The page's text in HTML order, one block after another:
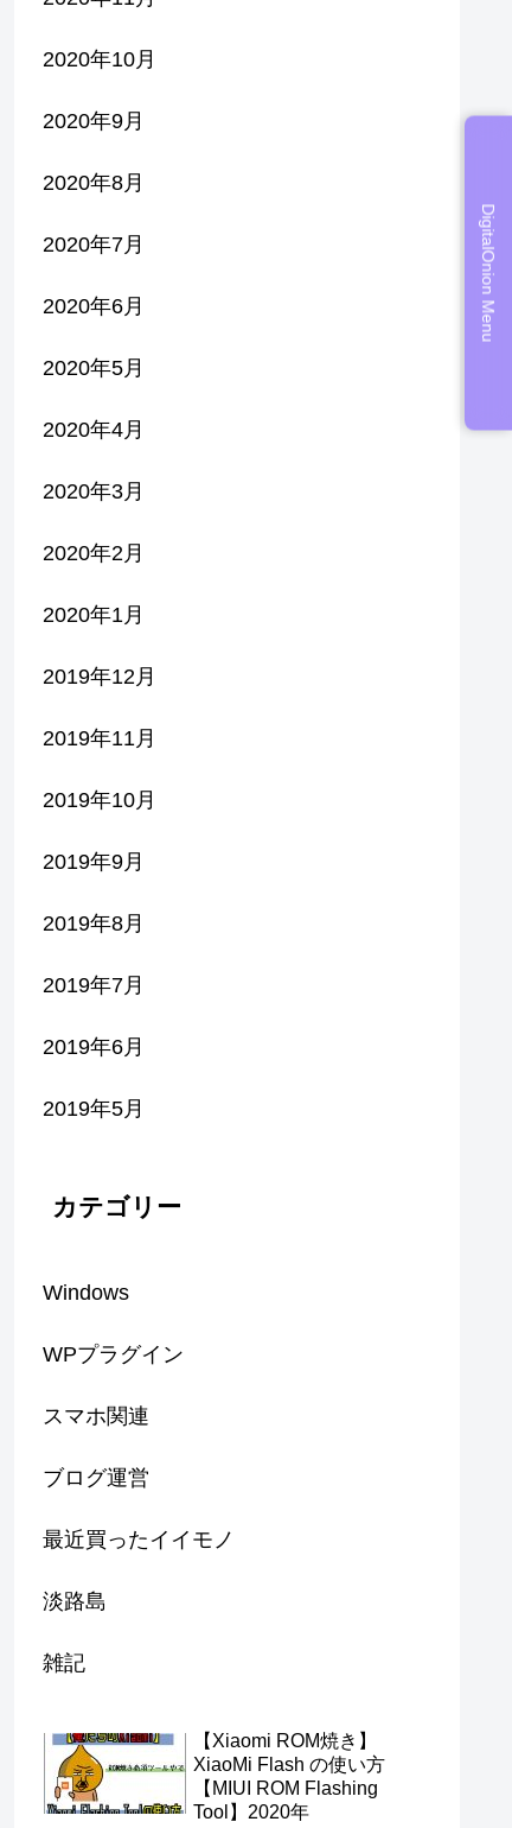
2020年10月
2020年9月
2020年8月
2020年7月
2020年6月
2020年5月
2020年4月
2020年3月
2020年2月
2020年1月
2019年12月
2019年11月
2019年10月
2019年9月
2019年8月
2019年7月
2019年6月
2019年5月
カテゴリー
Windows
WPプラグイン
スマホ関連
ブログ運営
最近買ったイイモノ
淡路島
雑記
【Xiaomi ROM焼き】
XiaoMi Flash の使い方
【MIUI ROM Flashing
Tool】2020年
DigitalOnion Menu